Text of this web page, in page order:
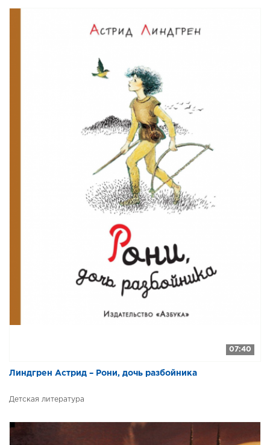
07:40
Линдгрен Астрид – Рони, дочь разбойника
Детская литература